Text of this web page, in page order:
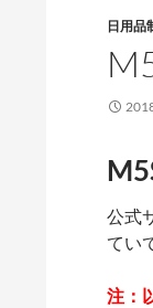
日用品
公式
てい
注：